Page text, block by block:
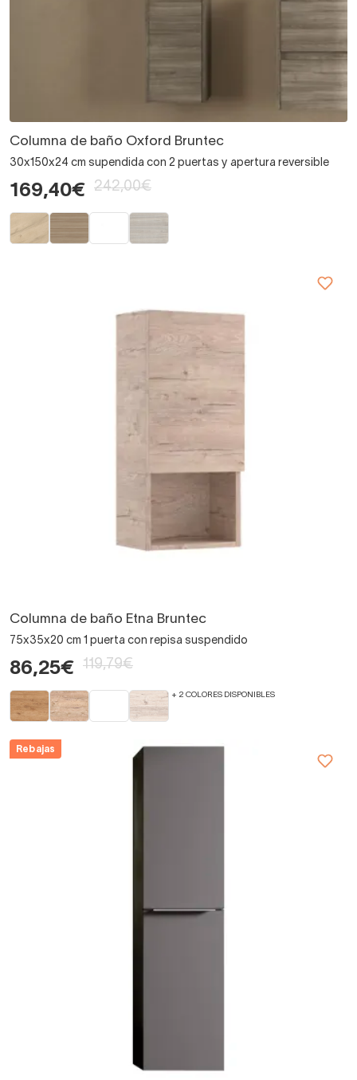
Columna de baño Oxford Bruntec
30x150x24 cm supendida con 2 puertas y apertura reversible
169,40€ 242,00€
Columna de baño Etna Bruntec
75x35x20 cm 1 puerta con repisa suspendido
86,25€ 119,79€
+ 2 COLORES DISPONIBLES
Rebajas